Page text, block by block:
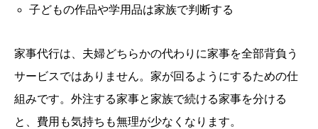
子どもの作品や学用品は家族で判断する
家事代行は、夫婦どちらかの代わりに家事を全部背負う
サービスではありません。家が回るようにするための仕
組みです。外注する家事と家族で続ける家事を分ける
と、費用も気持ちも無理が少なくなります。